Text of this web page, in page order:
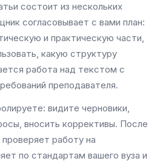
состоит из нескольких
согласовывает с вами план:
и практическую части,
какую структуру
работа над текстом с
преподавателя.
видите черновики,
вносить коррективы. После
работу на
по стандартам вашего вуза и